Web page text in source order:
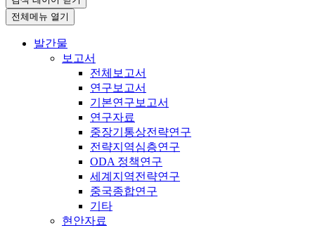
전체메뉴 열기
발간물
보고서
전체보고서
연구보고서
기본연구보고서
연구자료
중장기통상전략연구
전략지역심층연구
ODA 정책연구
세계지역전략연구
중국종합연구
기타
현안자료